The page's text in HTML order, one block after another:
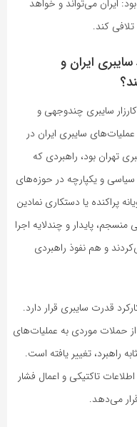
ایران می‌تواند و خواهد
کند.
ایران و
حاکی از یک کارزار سایبری چندوجهی و
سایبری ایران در
تهران بود، راهبردی که
و یکپارچه در حوزه‌های
پراکنده یا دستکاری نمادین
پایدار و چندلایه اجرا
و هم نفوذ راهبردی
قدرت سایبری قرار دارد.
از حملات موردی به عملیات‌های
راهبرد، تغییر یافته است.
تاکتیکی و اعمال فشار
می‌دهد.